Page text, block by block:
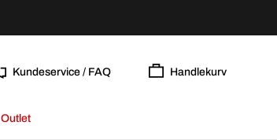
Kundeservice / FAQ Handlekurv
Outlet